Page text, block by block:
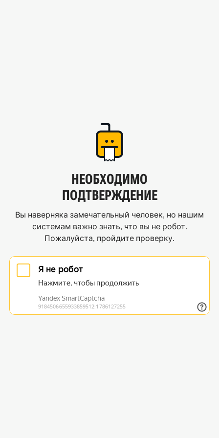
НЕОБХОДИМО
ПОДТВЕРЖДЕНИЕ
Вы наверняка замечательный человек, но нашим
системам важно знать, что вы не робот.
Пожалуйста, пройдите проверку.